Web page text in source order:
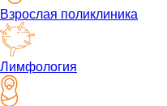
Взрослая поликлиника
Лимфология